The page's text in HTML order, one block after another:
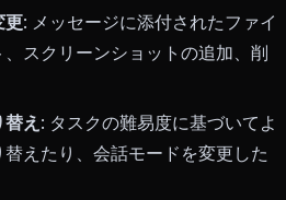
更: メッセージに添付されたファイ
スクリーンショットの追加、削
え : タスクの難易度に基づいてよ
えたり、会話モードを変更した